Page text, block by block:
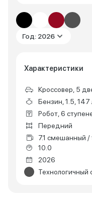
Год: 2026
Характеристики
Кроссовер, 5
Бензин, 1.5, 147
Робот, 6
Передний
7.1 смешанный /
10.0
2026
Технологичный